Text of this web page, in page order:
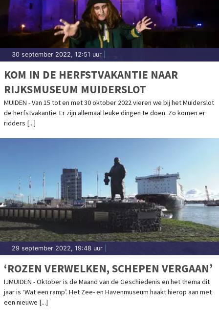
30 september 2022, 12:51 uur
KOM IN DE HERFSTVAKANTIE NAAR
RIJKSMUSEUM MUIDERSLOT
MUIDEN - Van 15 tot en met 30 oktober 2022 vieren we bij het Muiderslot
de herfstvakantie. Er zijn allemaal leuke dingen te doen. Zo komen er
ridders [...]
29 september 2022, 19:48 uur
‘ROZEN VERWELKEN, SCHEPEN VERGAAN’
IJMUIDEN - Oktober is de Maand van de Geschiedenis en het thema dit
jaar is ‘Wat een ramp’. Het Zee- en Havenmuseum haakt hierop aan met
een nieuwe [...]